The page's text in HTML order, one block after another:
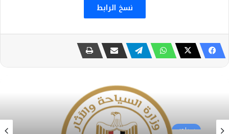
نسخ الرابط
سياحه